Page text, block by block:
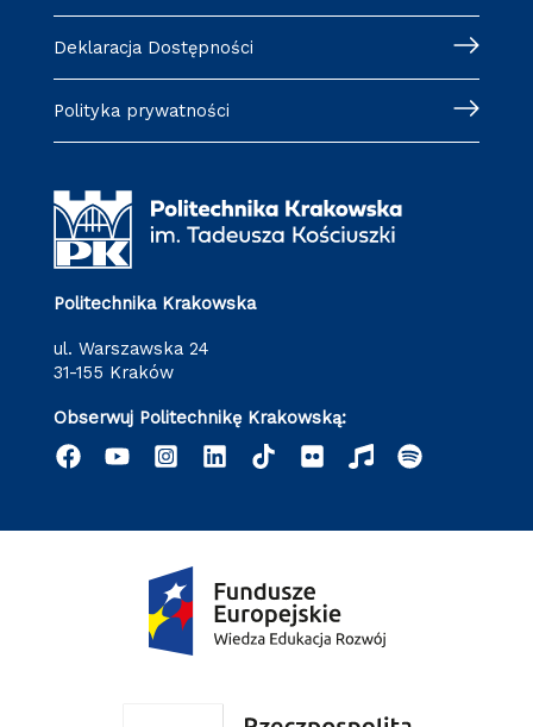
Deklaracja Dostępności
Polityka prywatności
Politechnika Krakowska
ul. Warszawska 24
31-155 Kraków
Obserwuj Politechnikę Krakowską: